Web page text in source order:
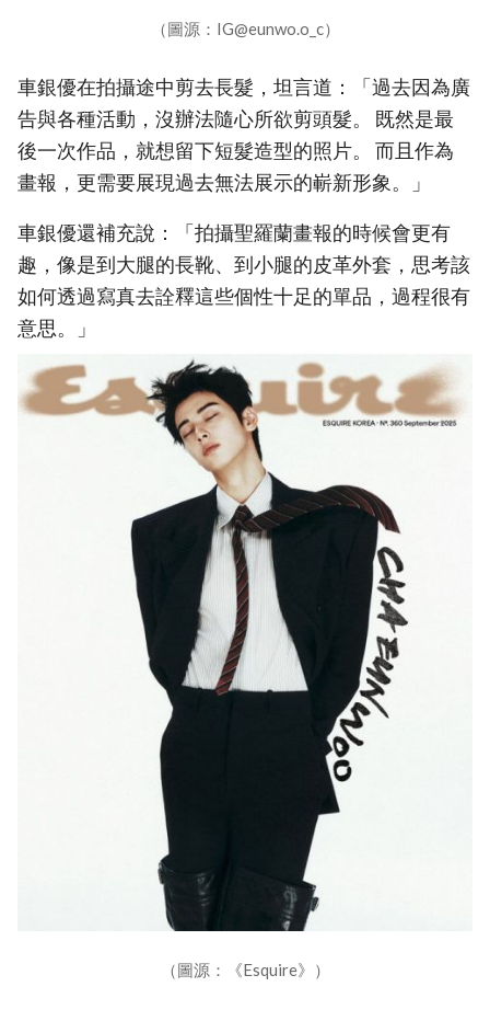
（圖源：IG@eunwo.o_c）
車銀優在拍攝途中剪去長髮，坦言道：「過去因為廣
告與各種活動，沒辦法隨心所欲剪頭髮。 既然是最
後一次作品，就想留下短髮造型的照片。 而且作為
畫報，更需要展現過去無法展示的嶄新形象。」
車銀優還補充說：「拍攝聖羅蘭畫報的時候會更有
趣，像是到大腿的長靴、到小腿的皮革外套，思考該
如何透過寫真去詮釋這些個性十足的單品，過程很有
意思。」
（圖源：《Esquire》）